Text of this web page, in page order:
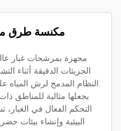
مكنسة طرق متقدمة
مجهزة بمرشحات غبار عالية
الجزيئات الدقيقة أثناء
المدمج لرش المياه على
يجعلها مثالية للمناطق ذات
التحكم الفعال في الغبار، تساعد
البيئية وإنشاء بيئات حضرية